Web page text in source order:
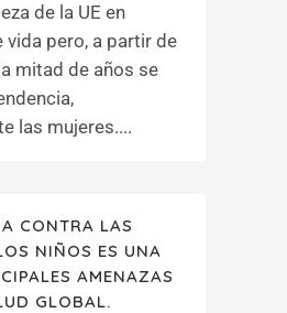
de la UE en
vida pero, a partir de
mitad de años se
las mujeres....
CONTRA LAS
NIÑOS ES UNA
AMENAZAS
GLOBAL.